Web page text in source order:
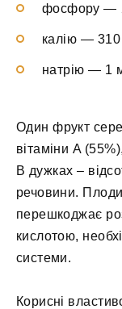
фосфору —
калію — 310
натрію — 1
Один фрукт
вітаміни A
В дужках –
речовини.
перешкоджає
кислотою,
системи.
Корисні